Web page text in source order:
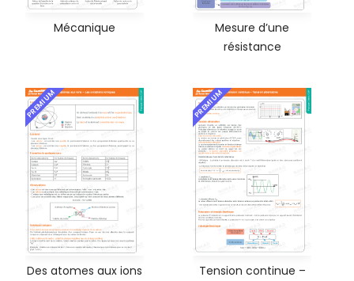
Mécanique
Mesure d’une
résistance
PREMIUM
Des atomes aux ions
PREMIUM
Tension continue –